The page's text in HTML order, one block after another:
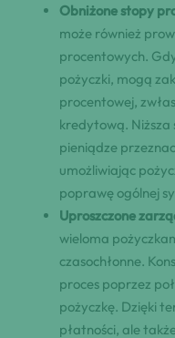
Obniżone stopy
może również
procentowych.
pożyczki, mogą
procentowej,
kredytową. Niższa
pieniądze
umożliwiając
poprawę ogólnej
Uproszczone
wieloma
czasochłonne.
proces poprzez
pożyczkę. Dzięki
płatności, ale